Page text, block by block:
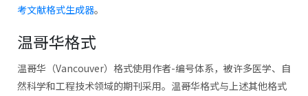
考文献格式生成器。
温哥华格式
温哥华（Vancouver）格式使用作者-编号体系，被许多医学、自
然科学和工程技术领域的期刊采用。温哥华格式与上述其他格式